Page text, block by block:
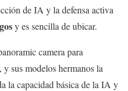
de IA y la defensa activa
y es sencilla de ubicar.
camera para
sus modelos hermanos la
la capacidad básica de la IA y